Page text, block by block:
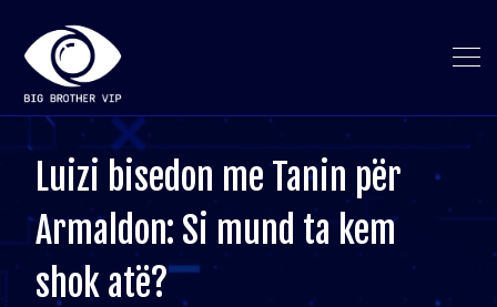
Luizi bisedon me Tanin për
Armaldon: Si mund ta kem
shok atë?